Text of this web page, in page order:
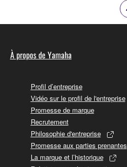
À propos de Yamaha
Profil d’entreprise
Vidéo sur le profil de l'entreprise
Promesse de marque
Recrutement
Philosophie d'entreprise
Promesse aux parties prenantes
La marque et l’historique